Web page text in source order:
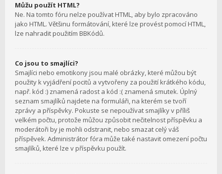
Můžu použít HTML?
Ne. Na tomto fóru nelze používat HTML, aby bylo zpracováno
jako HTML. Většinu formátování, které lze provést pomocí HTML,
lze nahradit použitím BBKódů.
Co jsou to smajlíci?
Smajlíci nebo emotikony jsou malé obrázky, které můžou být
použity k vyjádření pocitů a vytvořeny za použití krátkého kódu,
např. kód :) znamená radost a kód :( znamená smutek. Úplný
seznam smajlíků najdete na formuláři, na kterém se tvoří
zprávy a příspěvky. Pokuste se nepoužívat smajlíky v příliš
velkém počtu, protože můžou způsobit nečitelnost příspěvku a
moderátoři by je mohli odstranit, nebo smazat celý váš
příspěvek. Administrátor fóra může také nastavit omezení počtu
smajlíků, které lze v příspěvku použít.